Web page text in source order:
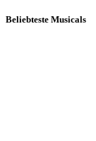
Beliebteste Musicals